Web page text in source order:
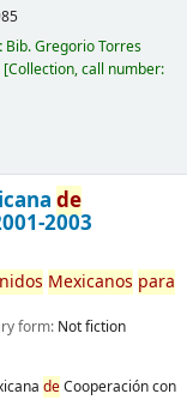
Bib. Gregorio Torres
Collection, call number:
de
2003
Mexicanos para
form: Not fiction
deCooperación con